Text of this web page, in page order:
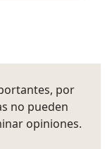
por
no pueden
opiniones.